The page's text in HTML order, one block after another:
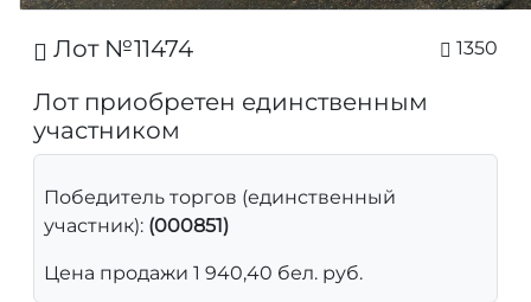
Лот №11474 1350
Лот приобретен единственным
участником
Победитель торгов (единственный
участник): (000851)
Цена продажи 1 940,40 бел. руб.